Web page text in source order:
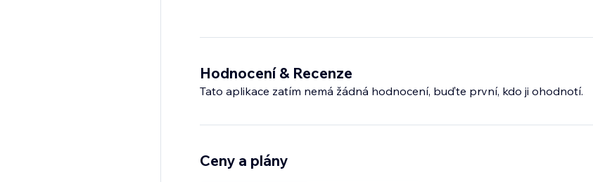
Hodnocení & Recenze
Tato aplikace zatím nemá žádná hodnocení, buďte první, kdo ji ohodnotí.
Ceny a plány